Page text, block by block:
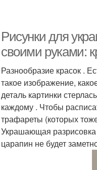
Рисунки для
своими руками:
Разнообразие красок .
такое изображение,
деталь картинки
каждому . Чтобы
трафареты (которых
Украшающая разрисовка
царапин не будет